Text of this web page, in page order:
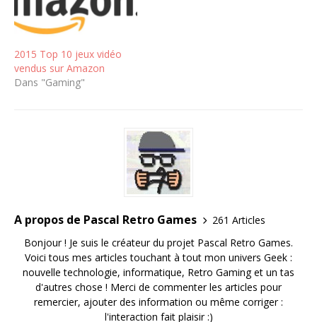
2015 Top 10 jeux vidéo
vendus sur Amazon
Dans "Gaming"
A propos de Pascal Retro Games
261 Articles
Bonjour ! Je suis le créateur du projet Pascal Retro Games.
Voici tous mes articles touchant à tout mon univers Geek :
nouvelle technologie, informatique, Retro Gaming et un tas
d'autres chose ! Merci de commenter les articles pour
remercier, ajouter des information ou même corriger :
l'interaction fait plaisir :)